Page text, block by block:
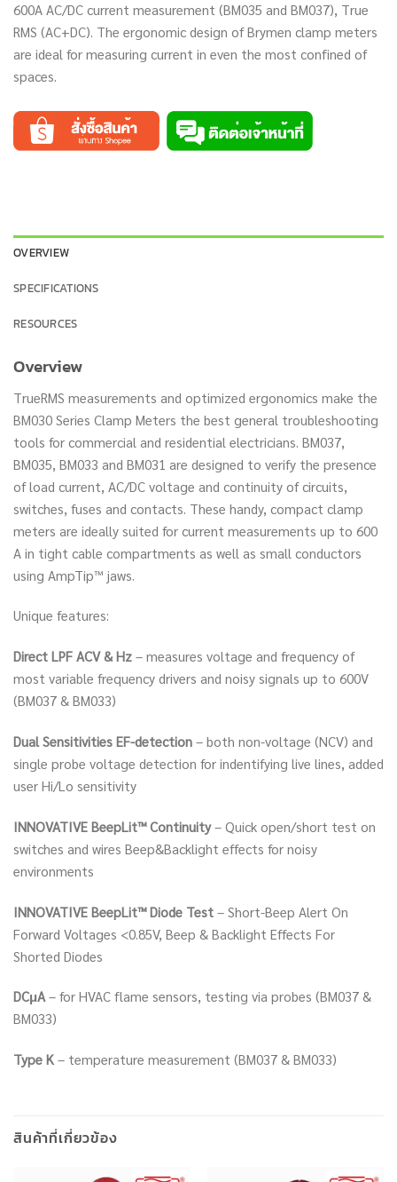
600A AC/DC current measurement (BM035 and BM037), True
RMS (AC+DC). The ergonomic design of Brymen clamp meters
are ideal for measuring current in even the most confined of
spaces.
OVERVIEW
SPECIFICATIONS
RESOURCES
Overview
TrueRMS measurements and optimized ergonomics make the
BM030 Series Clamp Meters the best general troubleshooting
tools for commercial and residential electricians. BM037,
BM035, BM033 and BM031 are designed to verify the presence
of load current, AC/DC voltage and continuity of circuits,
switches, fuses and contacts. These handy, compact clamp
meters are ideally suited for current measurements up to 600
A in tight cable compartments as well as small conductors
using AmpTip™ jaws.
Unique features:
Direct LPF ACV & Hz – measures voltage and frequency of
most variable frequency drivers and noisy signals up to 600V
(BM037 & BM033)
Dual Sensitivities EF-detection – both non-voltage (NCV) and
single probe voltage detection for indentifying live lines, added
user Hi/Lo sensitivity
INNOVATIVE BeepLit™ Continuity– Quick open/short test on
switches and wires Beep&Backlight effects for noisy
environments
INNOVATIVE BeepLit™ Diode Test – Short-Beep Alert On
Forward Voltages <0.85V, Beep & Backlight Effects For
Shorted Diodes
DCμA– for HVAC flame sensors, testing via probes (BM037 &
BM033)
Type K – temperature measurement (BM037 & BM033)
สินค้าที่เกี่ยวข้อง